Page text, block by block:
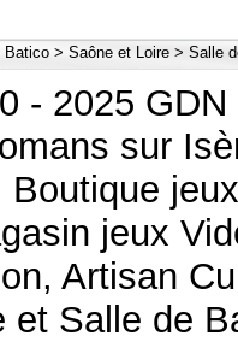
Batico > Saône et Loire > Salle
- 2025
sur
Boutique
jeux
, Artisan
et Salle de